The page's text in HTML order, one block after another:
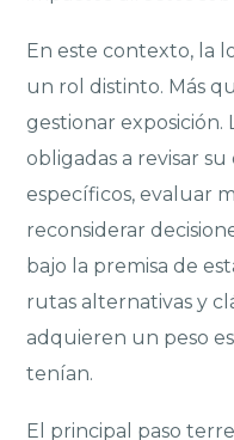
En este contexto, la
un rol distinto. Más
gestionar exposición.
obligadas a revisar
específicos, evaluar
reconsiderar
bajo la premisa de
rutas alternativas y
adquieren un peso
tenían.
El principal paso